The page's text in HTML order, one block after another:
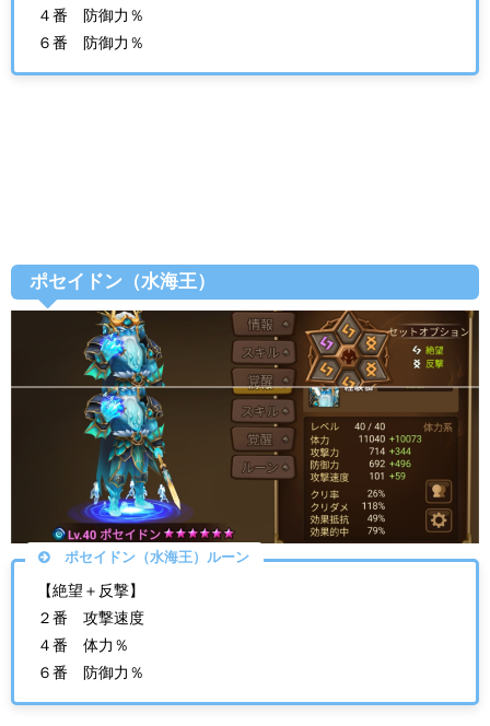
４番 防御力％
６番 防御力％
ポセイドン（水海王）
ポセイドン（水海王）ルーン
【絶望＋反撃】
２番 攻撃速度
４番 体力％
６番 防御力％